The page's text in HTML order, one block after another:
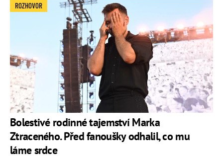
Bolestivé rodinné tajemství Marka
Ztraceného. Před fanoušky odhalil, co mu
láme srdce
ROZHOVOR